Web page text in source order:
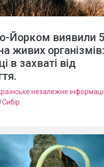
Йорком виявили
живих організмів:
в захваті від
незалежне
Сибір